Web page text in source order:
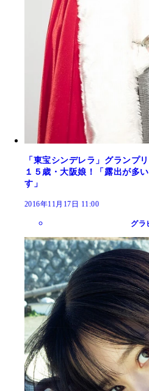
「東宝シンデレラ」グランプ
１５歳・大阪娘！「露出が多
す」
2016年11月17日 11:00
グラ